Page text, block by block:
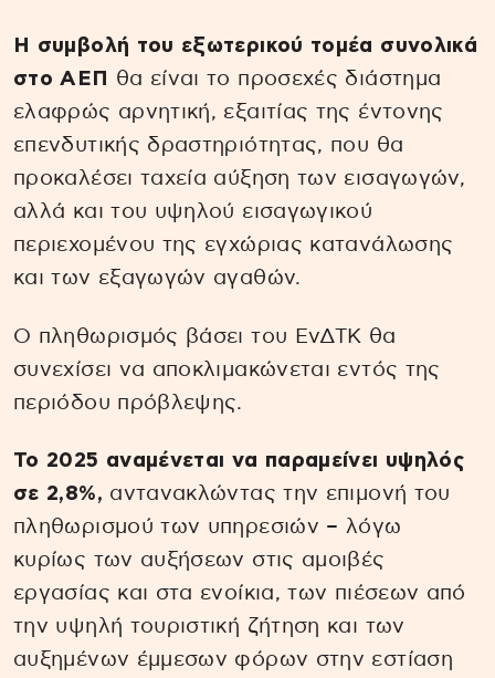
H συμβολή του εξωτερικού τομέα συνολικά
στο ΑΕΠ
θα είναι το προσεχές διάστημα
ελαφρώς αρνητική, εξαιτίας της έντονης
επενδυτικής δραστηριότητας, που θα
προκαλέσει ταχεία αύξηση των εισαγωγών,
αλλά και του υψηλού εισαγωγικού
περιεχομένου της εγχώριας κατανάλωσης
και των εξαγωγών αγαθών.
Ο πληθωρισμός βάσει του ΕνΔΤΚ θα
συνεχίσει να αποκλιμακώνεται εντός της
περιόδου πρόβλεψης.
Το 2025 αναμένεται να παραμείνει υψηλός
σε 2,8%, αντανακλώντας την επιμονή του
πληθωρισμού των υπηρεσιών – λόγω
κυρίως των αυξήσεων στις αμοιβές
εργασίας και στα ενοίκια, των πιέσεων από
την υψηλή τουριστική ζήτηση και των
αυξημένων έμμεσων φόρων στην εστίαση